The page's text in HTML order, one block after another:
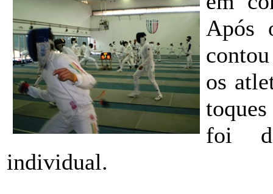
Após
os
foi
individual.